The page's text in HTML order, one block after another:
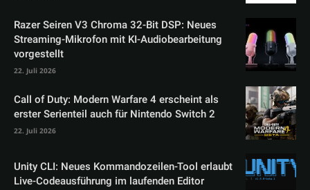
Razer Seiren V3 Chroma 32-Bit DSP: Neues
Streaming-Mikrofon mit KI-Audiobearbeitung
vorgestellt
22. Juli 2026
Call of Duty: Modern Warfare 4 erscheint als
erster Serienteil auch für Nintendo Switch 2
22. Juli 2026
Unity CLI: Neues Kommandozeilen-Tool erlaubt
Live-Codeausführung im laufenden Editor